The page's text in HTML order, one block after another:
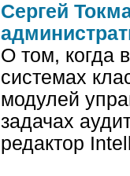
Сергей
О том, когда
системах
модулей
задачах
редактор